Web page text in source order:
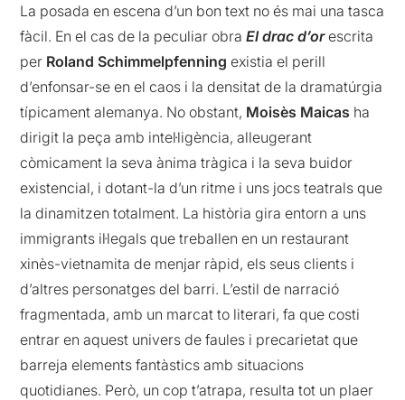
La posada en escena d’un bon text no és mai una tasca
fàcil. En el cas de la peculiar obra El drac d’or escrita
per Roland Schimmelpfenning existia el perill
d’enfonsar-se en el caos i la densitat de la dramatúrgia
típicament alemanya. No obstant, Moisès Maicas ha
dirigit la peça amb intel·ligència, alleugerant
còmicament la seva ànima tràgica i la seva buidor
existencial, i dotant-la d’un ritme i uns jocs teatrals que
la dinamitzen totalment. La història gira entorn a uns
immigrants il·legals que treballen en un restaurant
xinès-vietnamita de menjar ràpid, els seus clients i
d’altres personatges del barri. L’estil de narració
fragmentada, amb un marcat to literari, fa que costi
entrar en aquest univers de faules i precarietat que
barreja elements fantàstics amb situacions
quotidianes. Però, un cop t’atrapa, resulta tot un plaer